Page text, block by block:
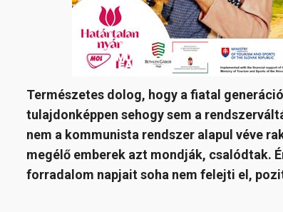
Természetes dolog, hogy a fiatal
tulajdonképpen sehogy sem a
nem a kommunista rendszer alapul véve
megélő emberek azt mondják, csalódtak.
forradalom napjait soha nem felejti el,